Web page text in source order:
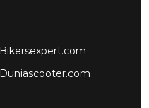
Bikersexpert.com
Duniascooter.com